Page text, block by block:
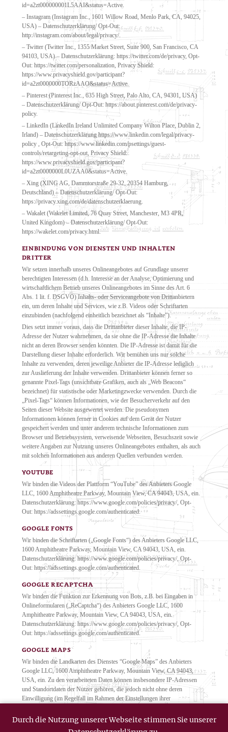
Durch die Nutzung unserer Webseite stimmen Sie unserer
id=a2zt000000001L5AAI&status=Active.
– Instagram (Instagram Inc., 1601 Willow Road, Menlo Park, CA, 94025,
USA) – Datenschutzerklärung/ Opt-Out:
http://instagram.com/about/legal/privacy/.
– Twitter (Twitter Inc., 1355 Market Street, Suite 900, San Francisco, CA
94103, USA) – Datenschutzerklärung: https://twitter.com/de/privacy, Opt-
Out: https://twitter.com/personalization, Privacy Shield:
https://www.privacyshield.gov/participant?
id=a2zt0000000TORzAAO&status=Active.
– Pinterest (Pinterest Inc., 635 High Street, Palo Alto, CA, 94301, USA)
– Datenschutzerklärung/ Opt-Out: https://about.pinterest.com/de/privacy-
policy.
– LinkedIn (LinkedIn Ireland Unlimited Company Wilton Place, Dublin 2,
Irland) – Datenschutzerklärung https://www.linkedin.com/legal/privacy-
policy , Opt-Out: https://www.linkedin.com/psettings/guest-
controls/retargeting-opt-out, Privacy Shield:
https://www.privacyshield.gov/participant?
id=a2zt0000000L0UZAA0&status=Active.
– Xing (XING AG, Dammtorstraße 29-32, 20354 Hamburg,
Deutschland) – Datenschutzerklärung/ Opt-Out:
https://privacy.xing.com/de/datenschutzerklaerung.
– Wakalet (Wakelet Limited, 76 Quay Street, Manchester, M3 4PR,
United Kingdom) – Datenschutzerklärung/ Opt-Out:
https://wakelet.com/privacy.html.
EINBINDUNG VON DIENSTEN UND INHALTEN
DRITTER
Wir setzen innerhalb unseres Onlineangebotes auf Grundlage unserer
berechtigten Interessen (d.h. Interesse an der Analyse, Optimierung und
wirtschaftlichem Betrieb unseres Onlineangebotes im Sinne des Art. 6
Abs. 1 lit. f. DSGVO) Inhalts- oder Serviceangebote von Drittanbietern
ein, um deren Inhalte und Services, wie z.B. Videos oder Schriftarten
einzubinden (nachfolgend einheitlich bezeichnet als “Inhalte”).
Dies setzt immer voraus, dass die Drittanbieter dieser Inhalte, die IP-
Adresse der Nutzer wahrnehmen, da sie ohne die IP-Adresse die Inhalte
nicht an deren Browser senden könnten. Die IP-Adresse ist damit für die
Darstellung dieser Inhalte erforderlich. Wir bemühen uns nur solche
Inhalte zu verwenden, deren jeweilige Anbieter die IP-Adresse lediglich
zur Auslieferung der Inhalte verwenden. Drittanbieter können ferner so
genannte Pixel-Tags (unsichtbare Grafiken, auch als „Web Beacons“
bezeichnet) für statistische oder Marketingzwecke verwenden. Durch die
„Pixel-Tags“ können Informationen, wie der Besucherverkehr auf den
Seiten dieser Website ausgewertet werden. Die pseudonymen
Informationen können ferner in Cookies auf dem Gerät der Nutzer
gespeichert werden und unter anderem technische Informationen zum
Browser und Betriebssystem, verweisende Webseiten, Besuchszeit sowie
weitere Angaben zur Nutzung unseres Onlineangebotes enthalten, als auch
mit solchen Informationen aus anderen Quellen verbunden werden.
YOUTUBE
Wir binden die Videos der Plattform “YouTube” des Anbieters Google
LLC, 1600 Amphitheatre Parkway, Mountain View, CA 94043, USA, ein.
Datenschutzerklärung: https://www.google.com/policies/privacy/, Opt-
Out: https://adssettings.google.com/authenticated.
GOOGLE FONTS
Wir binden die Schriftarten („Google Fonts“) des Anbieters Google LLC,
1600 Amphitheatre Parkway, Mountain View, CA 94043, USA, ein.
Datenschutzerklärung: https://www.google.com/policies/privacy/, Opt-
Out: https://adssettings.google.com/authenticated.
GOOGLE RECAPTCHA
Wir binden die Funktion zur Erkennung von Bots, z.B. bei Eingaben in
Onlineformularen („ReCaptcha“) des Anbieters Google LLC, 1600
Amphitheatre Parkway, Mountain View, CA 94043, USA, ein.
Datenschutzerklärung: https://www.google.com/policies/privacy/, Opt-
Out: https://adssettings.google.com/authenticated.
GOOGLE MAPS
Wir binden die Landkarten des Dienstes “Google Maps” des Anbieters
Google LLC, 1600 Amphitheatre Parkway, Mountain View, CA 94043,
USA, ein. Zu den verarbeiteten Daten können insbesondere IP-Adressen
und Standortdaten der Nutzer gehören, die jedoch nicht ohne deren
Einwilligung (im Regelfall im Rahmen der Einstellungen ihrer
verarbeitet werden. Datenschutzerklärung:
https://www.google.com/policies/privacy/, Opt-Out: